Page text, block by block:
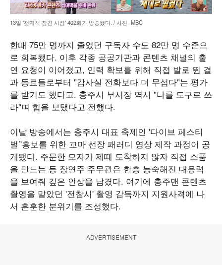
13일 '전지적 참견 시점' 402회가 방송됐다. / 사진=MBC
한때 75만 명까지 줄었던 구독자 수도 82만 명 수준으
로 회복됐다. 이후 각종 공공기관과 콘텐츠 채널의 출
연 요청이 이어졌고, 인력 확보를 위해 직접 발로 뛴 결
과 동료들로부터 "감사실 전화보다 더 무섭다"는 평가
를 받기도 했다고. 충주시 부시장 역시 "나를 도구로 쓰
라"며 힘을 보탰다고 전했다.
이날 방송에서는 충주시 대표 축제인 '다이브 페스티
벌’'홍보를 위한 꼬마 선장 패러디 영상 제작 과정이 공
개됐다. 주문한 모자가 제때 도착하지 않자 직접 소품
을 만드는 등 장연주 주무관은 한층 능숙해진 대응력
을 보여줘 깊은 인상을 남겼다. 여기에 충주맨 콘텐츠
촬영을 맡았던 '전참시' 촬영 감독까지 지원사격에 나
서 훈훈한 분위기를 조성했다.
ADVERTISEMENT